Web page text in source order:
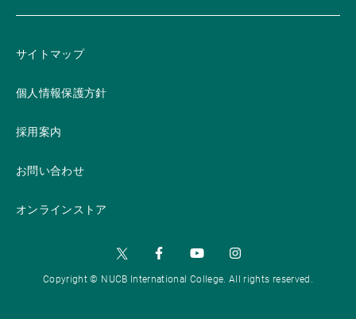
サイトマップ
個人情報保護方針
採用案内
お問い合わせ
オンラインストア
Copyright © NUCB International College. All rights reserved.